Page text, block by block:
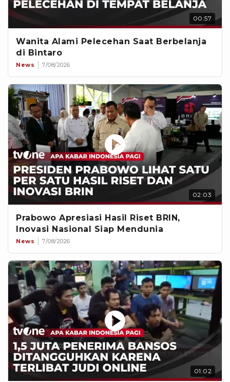
00:57
Wanita Alami Pelecehan Saat Berbelanja
di Bintaro
News 7/08/2026
02:03
Prabowo Apresiasi Hasil Riset BRIN,
Inovasi Nasional Siap Mendunia
News 7/08/2026
01:02